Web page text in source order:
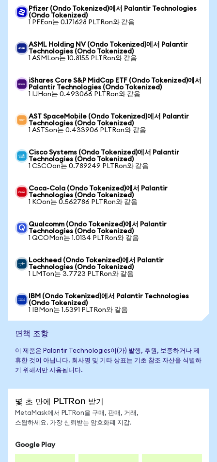
Pfizer (Ondo Tokenized)에서 Palantir Technologies
(Ondo Tokenized)
1 PFEon는 0.171628 PLTRon와 같음
ASML Holding NV (Ondo Tokenized)에서 Palantir
Technologies (Ondo Tokenized)
1 ASMLon는 10.8155 PLTRon와 같음
iShares Core S&P MidCap ETF (Ondo Tokenized)에서
Palantir Technologies (Ondo Tokenized)
1 IJHon는 0.493066 PLTRon와 같음
AST SpaceMobile (Ondo Tokenized)에서 Palantir
Technologies (Ondo Tokenized)
1 ASTSon는 0.433906 PLTRon와 같음
Cisco Systems (Ondo Tokenized)에서 Palantir
Technologies (Ondo Tokenized)
1 CSCOon는 0.789249 PLTRon와 같음
Coca-Cola (Ondo Tokenized)에서 Palantir
Technologies (Ondo Tokenized)
1 KOon는 0.562786 PLTRon와 같음
Qualcomm (Ondo Tokenized)에서 Palantir
Technologies (Ondo Tokenized)
1 QCOMon는 1.0134 PLTRon와 같음
Lockheed (Ondo Tokenized)에서 Palantir
Technologies (Ondo Tokenized)
1 LMTon는 3.7723 PLTRon와 같음
IBM (Ondo Tokenized)에서 Palantir Technologies
(Ondo Tokenized)
1 IBMon는 1.5391 PLTRon와 같음
면책 조항
이 제품은 Palantir Technologies이(가) 발행, 후원, 보증하거나 제
휴한 것이 아닙니다. 회사명 및 기타 상표는 기초 참조 자산을 식별하
기 위해서만 사용됩니다.
몇 초 만에 PLTRon 받기
MetaMask에서 PLTRon을 구매, 판매, 거래,
스왑하세요. 가장 신뢰받는 암호화폐 지갑.
Google Play